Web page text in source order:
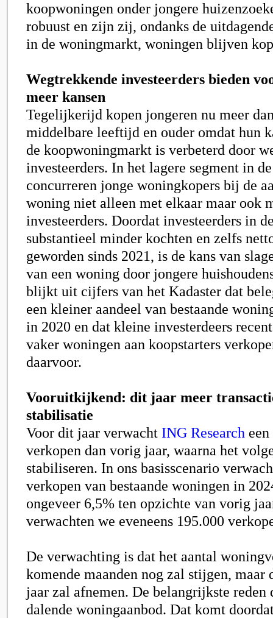
koopwoningen onder jongere
robuust en zijn zij, ondanks de
in de woningmarkt, woningen blijven
Wegtrekkende investeerders bieden
meer kansen
Tegelijkerijd kopen jongeren nu meer
middelbare leeftijd en ouder omdat hun
de koopwoningmarkt is verbeterd door
investeerders. In het lagere segment in
concurreren jonge woningkopers bij de
woning niet alleen met elkaar maar ook
investeerders. Doordat investeerders in
substantieel minder kochten en zelfs
geworden sinds 2021, is de kans van
van een woning door jongere
blijkt uit cijfers van het Kadaster dat
een kleiner aandeel van bestaande
in 2020 en dat kleine investerdeers
vaker woningen aan koopstarters
daarvoor.
Vooruitkijkend: dit jaar meer
stabilisatie
Voor dit jaar verwacht ING Research
verkopen dan vorig jaar, waarna het
stabiliseren. In ons basisscenario
verkopen van bestaande woningen in
ongeveer 6,5% ten opzichte van vorig
verwachten we eveneens 195.000
De verwachting is dat het aantal
komende maanden nog zal stijgen, maar
jaar zal afnemen. De belangrijkste reden
dalende woningaanbod. Dat komt